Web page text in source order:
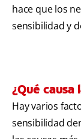
hace que los
sensibilidad y
¿Qué
Hay varios
sensibilidad